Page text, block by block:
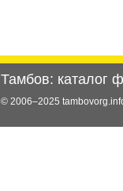
Тамбов: каталог
© 2006–2025